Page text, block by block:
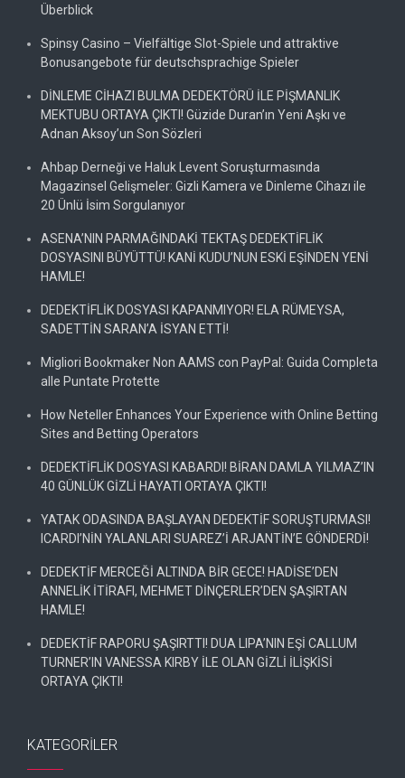
Überblick
Spinsy Casino – Vielfältige Slot-Spiele und attraktive
Bonusangebote für deutschsprachige Spieler
DİNLEME CİHAZI BULMA DEDEKTÖRÜ İLE PİŞMANLIK
MEKTUBU ORTAYA ÇIKTI! Güzide Duran’ın Yeni Aşkı ve
Adnan Aksoy’un Son Sözleri
Ahbap Derneği ve Haluk Levent Soruşturmasında
Magazinsel Gelişmeler: Gizli Kamera ve Dinleme Cihazı ile
20 Ünlü İsim Sorgulanıyor
ASENA’NIN PARMAĞINDAKİ TEKTAŞ DEDEKTİFLİK
DOSYASINI BÜYÜTTÜ! KANİ KUDU’NUN ESKİ EŞİNDEN YENİ
HAMLE!
DEDEKTİFLİK DOSYASI KAPANMIYOR! ELA RÜMEYSA,
SADETTİN SARAN’A İSYAN ETTİ!
Migliori Bookmaker Non AAMS con PayPal: Guida Completa
alle Puntate Protette
How Neteller Enhances Your Experience with Online Betting
Sites and Betting Operators
DEDEKTİFLİK DOSYASI KABARDI! BİRAN DAMLA YILMAZ’IN
40 GÜNLÜK GİZLİ HAYATI ORTAYA ÇIKTI!
YATAK ODASINDA BAŞLAYAN DEDEKTİF SORUŞTURMASI!
ICARDI’NİN YALANLARI SUAREZ’İ ARJANTİN’E GÖNDERDİ!
DEDEKTİF MERCEĞİ ALTINDA BİR GECE! HADİSE’DEN
ANNELİK İTİRAFI, MEHMET DİNÇERLER’DEN ŞAŞIRTAN
HAMLE!
DEDEKTİF RAPORU ŞAŞIRTTI! DUA LIPA’NIN EŞİ CALLUM
TURNER’IN VANESSA KIRBY İLE OLAN GİZLİ İLİŞKİSİ
ORTAYA ÇIKTI!
KATEGORILER